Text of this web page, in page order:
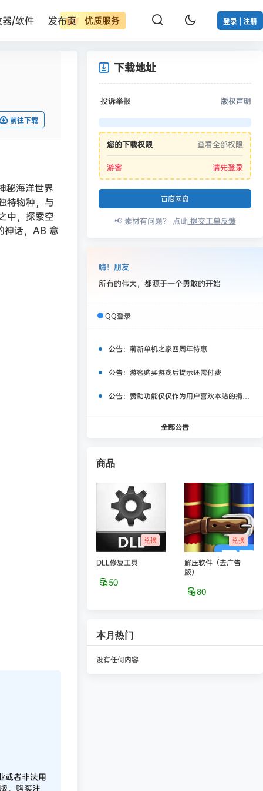
优质服务 登录 | 注册
器/软件 发布页
前往下载
秘海洋世界
特物种，与
中，探索空
神话，AB 意
或者非法用
，购买注
下载地址
投诉举报 版权声明
您的下载权限 查看全部权限
游客 请先登录
百度网盘
📢 素材有问题？ 点此提交工单反馈
嗨！朋友
所有的伟大，都源于一个勇敢的开始
QQ登录
公告： 萌新单机之家四周年特惠
公告： 游客购买游戏后提示还需付费
公告： 赞助功能仅仅作为用户喜欢本站的捐赠打赏功能，同时赞助费用也将作为服务器费用,网盘扩容费用等，所有内容不作为商业行为。
全部公告
商品
兑换
DLL修复工具
50
兑换
解压软件（去广告
版）
80
本月热门
没有任何内容